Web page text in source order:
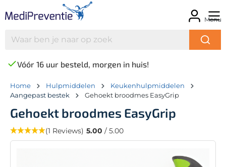
Menu
Vóór 16 uur besteld, morgen in huis!
Home Hulpmiddelen
Keukenhulpmiddelen
Aangepast bestek
Gehoekt broodmes EasyGrip
Gehoekt broodmes EasyGrip
(1 Reviews) 5.00 / 5.00